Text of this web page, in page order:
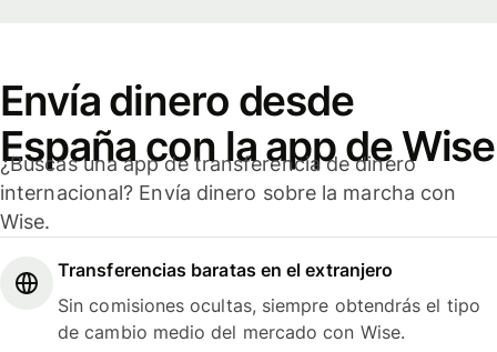
Envía dinero desde
España con la app de Wise
¿Buscas una app de transferencia de dinero
internacional? Envía dinero sobre la marcha con
Wise.
Transferencias baratas en el extranjero
Sin comisiones ocultas, siempre obtendrás el tipo
de cambio medio del mercado con Wise.